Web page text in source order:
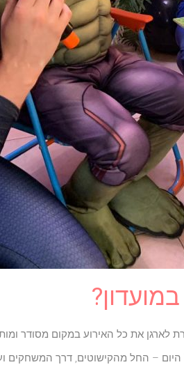
לארגן את כל האירוע במקום מסודר
היום – החל מהקישוטים, דרך המשחקים